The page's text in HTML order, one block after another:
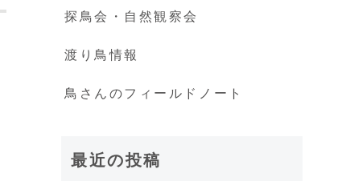
探鳥会・自然観察会
渡り鳥情報
鳥さんのフィールドノート
最近の投稿